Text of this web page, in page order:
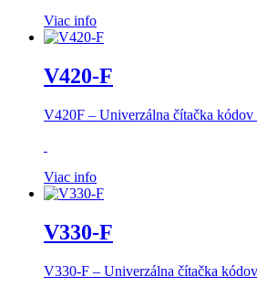
Viac info
V420-F
V420F – Univerzálna čítačka
Viac info
V330-F
V330-F – Univerzálna čítačka